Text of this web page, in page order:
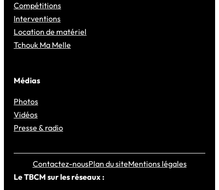
Compétitions
Interventions
Location de matériel
Tchouk Ma Melle
Médias
Photos
Vidéos
Presse & radio
Contactez-nousPlan du siteMentions légales
Le TBCM sur les réseaux :